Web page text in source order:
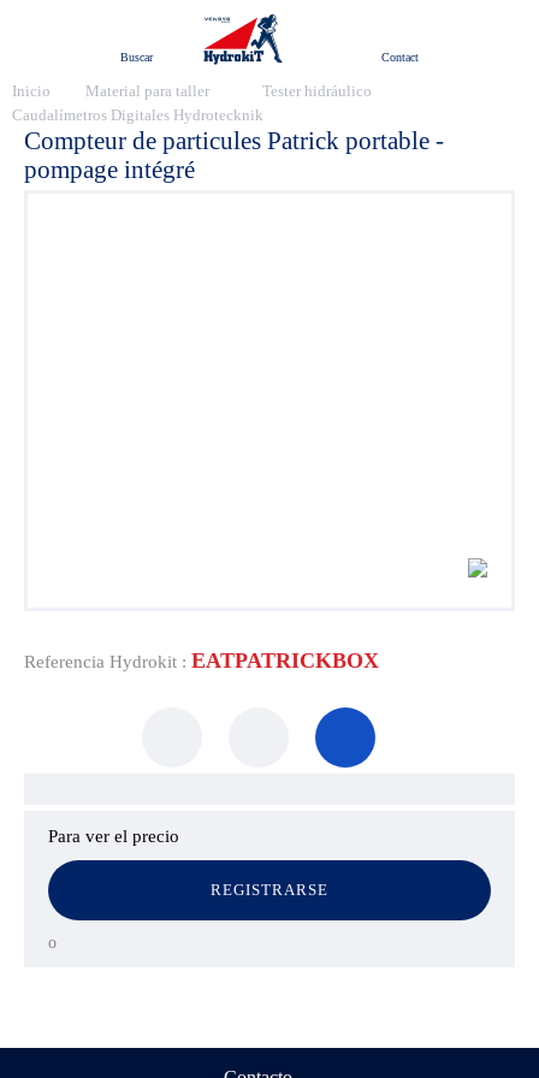
Buscar Contact
Inicio Material para taller
Tester hidráulico
Caudalímetros Digitales Hydrotecknik
Compteur de particules Patrick portable -
pompage intégré
Referencia Hydrokit : EATPATRICKBOX
Para ver el precio
REGISTRARSE
o